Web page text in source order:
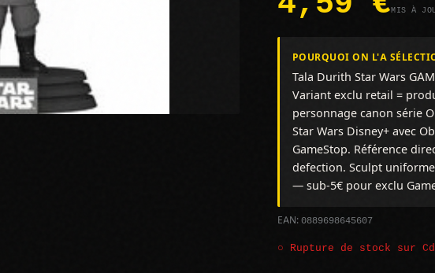
MIS À
POURQUOI ON L'A
Tala Durith Star Wars
Variant exclu retail =
personnage canon série
Star Wars Disney+ avec
GameStop. Référence
defection. Sculpt
— sub-5€ pour exclu
EAN: 0889698645607
○ Rupture de stock sur